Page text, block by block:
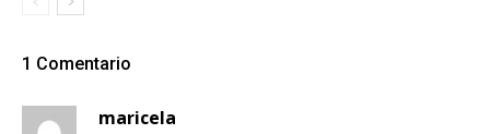
1 Comentario
maricela